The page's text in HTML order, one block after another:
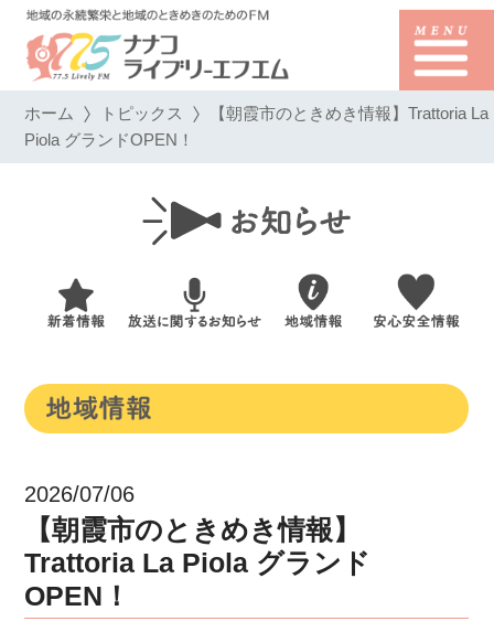
ホーム トピックス 【朝霞市のときめき情報】Trattoria La
Piola グランドOPEN！
2026/07/06
【朝霞市のときめき情報】
Trattoria La Piola グランド
OPEN！